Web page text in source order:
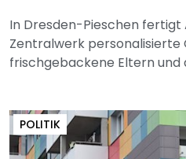
In Dresden-Pieschen fertigt
Zentralwerk personalisierte
frischgebackene Eltern und
POLITIK